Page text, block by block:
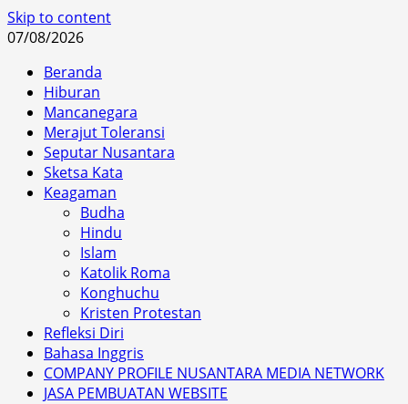
Skip to content
07/08/2026
Beranda
Hiburan
Mancanegara
Merajut Toleransi
Seputar Nusantara
Sketsa Kata
Keagaman
Budha
Hindu
Islam
Katolik Roma
Konghuchu
Kristen Protestan
Refleksi Diri
Bahasa Inggris
COMPANY PROFILE NUSANTARA MEDIA NETWORK
JASA PEMBUATAN WEBSITE